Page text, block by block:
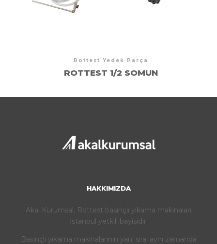
Rottest Yedek Parça
ROTTEST 1/2 SOMUN
HAKKIMIZDA
Akal Kurumsal, Rottest basınçlı yıkama makinaları
İstanbul yetkili bayisidir.
Basınçlı yıkama makinalarının yanı sıra; aynı zamanda